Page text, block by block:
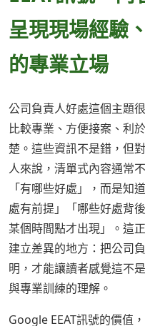
呈現現場經驗
的專業立場
公司負責人好處這個主題
比較專業、方便接案、利
楚。這些資訊不是錯，但
人來說，清單式內容通常
「有哪些好處」，而是知
處有前提」「哪些好處背
某個時間點才出現」。這
建立差異的地方：把公司
明，才能讓讀者感覺這不
與專業訓練的理解。
Google EEAT訊號的價值